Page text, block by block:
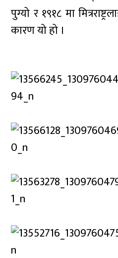
पुग्यो र १९१८ मा
कारण यो हो ।